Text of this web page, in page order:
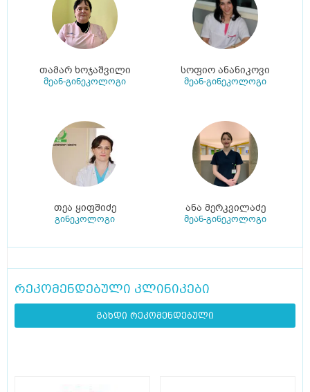
თამარ ხოჯაშვილი
მეან-გინეკოლოგი
სოფიო ანანიკოვი
მეან-გინეკოლოგი
თეა ყიფშიძე
გინეკოლოგი
ანა მერკვილაძე
მეან-გინეკოლოგი
რეკომენდებული კლინიკები
გახდი რეკომენდებული